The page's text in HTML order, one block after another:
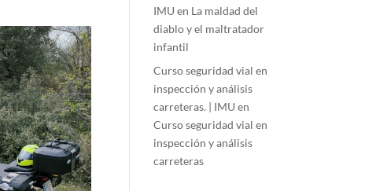
IMU en La maldad del
diablo y el maltratador
infantil
Curso seguridad vial en
inspección y análisis
carreteras. | IMU en
Curso seguridad vial en
inspección y análisis
carreteras